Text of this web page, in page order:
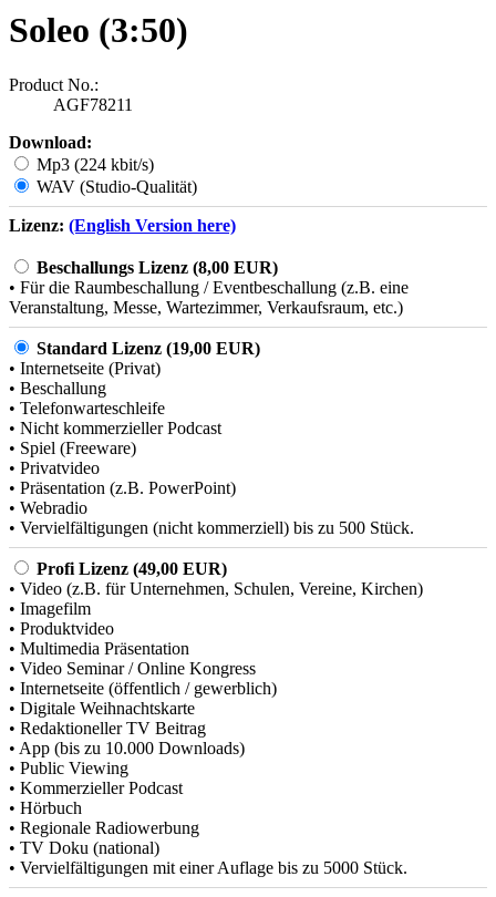
Soleo (3:50)
Product No.:
AGF78211
Download:
Mp3 (224 kbit/s)
WAV (Studio-Qualität)
Lizenz: (English Version here)
Beschallungs Lizenz (8,00 EUR)
• Für die Raumbeschallung / Eventbeschallung (z.B. eine
Veranstaltung, Messe, Wartezimmer, Verkaufsraum, etc.)
Standard Lizenz (19,00 EUR)
• Internetseite (Privat)
• Beschallung
• Telefonwarteschleife
• Nicht kommerzieller Podcast
• Spiel (Freeware)
• Privatvideo
• Präsentation (z.B. PowerPoint)
• Webradio
• Vervielfältigungen (nicht kommerziell) bis zu 500 Stück.
Profi Lizenz (49,00 EUR)
• Video (z.B. für Unternehmen, Schulen, Vereine, Kirchen)
• Imagefilm
• Produktvideo
• Multimedia Präsentation
• Video Seminar / Online Kongress
• Internetseite (öffentlich / gewerblich)
• Digitale Weihnachtskarte
• Redaktioneller TV Beitrag
• App (bis zu 10.000 Downloads)
• Public Viewing
• Kommerzieller Podcast
• Hörbuch
• Regionale Radiowerbung
• TV Doku (national)
• Vervielfältigungen mit einer Auflage bis zu 5000 Stück.